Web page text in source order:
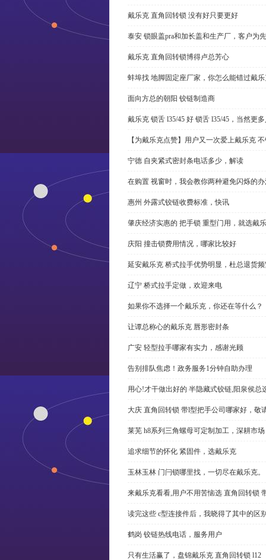
戴乐克 直角回转锁 没有好只要更好
泰安 锁眼盖pra和加长盖和生产厂，客户为先
戴乐克 直角回转锁博得卢总芳心
蚌埠找 地脚固定座厂家，你怎么能错过戴
面向方总的朝阳 铰链制造商
戴乐克 锁舌 l35/45 好 锁舌 l35/45，当然更
【为戴乐克点赞】用户又一次爱上戴乐克
宁德 自夹紧式密封条电话多少，解读
在购置 视窗时，我会教你两种避免闪烁的
惠州 外露式铰链收费标准，快讯
肇庆经济实惠的 把手锁 重型门用，就选戴
庆阳 撞击锁费用情况，哪家比较好
延安戴乐克 桥式拉手优势明显，杜总退货
辽宁 桥式拉手定做，欢迎来电
如果你不选择一个戴乐克，你还在等什么？
让谭总称心的戴乐克 唇形密封条
广安 轻型拉手哪家有实力，感谢光顾
告别排队焦虑！政务服务1分钟自助办理
用心!才干做出好的 半隐藏式铰链,阳泉侯总
大庆 直角回转锁 带l型把手公司哪家好，敬
莱芜 h8系列三角螺母可定制加工，深耕市场
追求细节的怀化 紧固件，选戴乐克
玉林玉林 门闩锁哪里找，一切尽在戴乐克。
来戴乐克看看,用户不用苦恼选 直角回转锁
读完这些 c型连接件后，我晓得了其中的区
鹤岗 铰链热线电话，服务用户
只有生活赢了，盘锦戴乐克 直角回转锁 l12